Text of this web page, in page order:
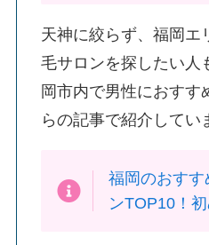
天神に絞らず、福岡エ
毛サロンを探したい人
岡市内で男性におすす
らの記事で紹介してい
福岡のおすす
ンTOP10！